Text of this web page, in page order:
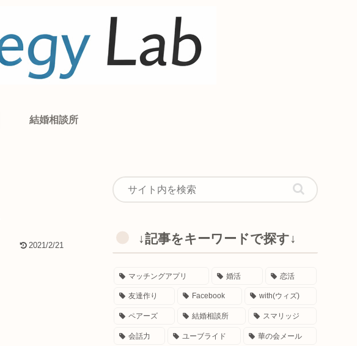
結婚相談所
2021/2/21 ↓記事をキーワードで探す↓
マッチングアプリ 婚活 恋活
友達作り Facebook with(ウィズ)
ペアーズ 結婚相談所 スマリッジ
会話力 ユーブライド 華の会メール